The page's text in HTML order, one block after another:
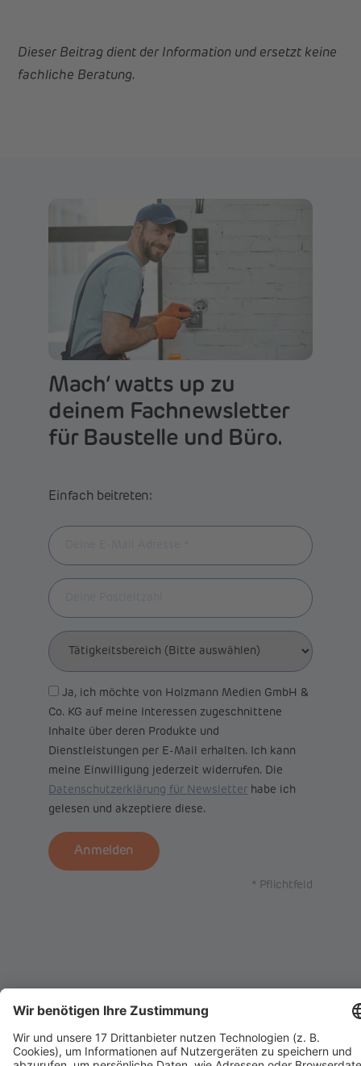
Dieser Beitrag dient der Information und ersetzt keine
fachliche Beratung.
Mach‘ watts up zu
deinem Fachnewsletter
für Baustelle und Büro.
Einfach beitreten:
Ja, ich möchte von Holzmann Medien GmbH &
Co. KG auf meine Interessen zugeschnittene
Inhalte über deren Produkte und
Dienstleistungen per E-Mail erhalten. Ich kann
meine Einwilligung jederzeit widerrufen. Die
Datenschutzerklärung für Newsletter habe ich
gelesen und akzeptiere diese.
Anmelden
* Pflichtfeld
Home News